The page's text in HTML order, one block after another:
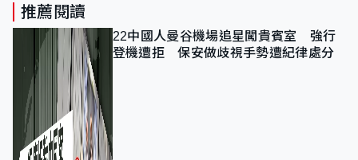
推薦閱讀
22中國人曼谷機場追星闖貴賓室 強行
登機遭拒 保安做歧視手勢遭紀律處分